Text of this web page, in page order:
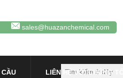
sales@huazanchemical.com
LIÊN HỆ VỚI CHÚNG TÔI